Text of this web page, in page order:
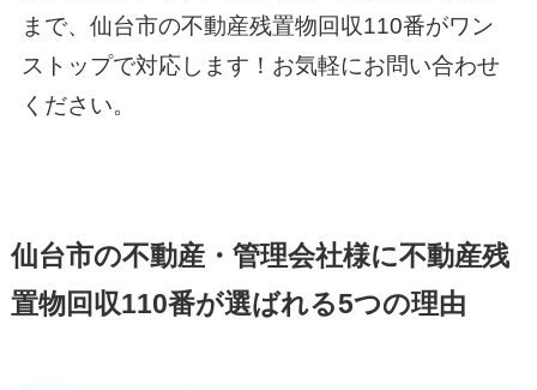
まで、仙台市の不動産残置物回収110番がワン
ストップで対応します！お気軽にお問い合わせ
ください。
仙台市の不動産・管理会社様に不動産残
置物回収110番が選ばれる5つの理由